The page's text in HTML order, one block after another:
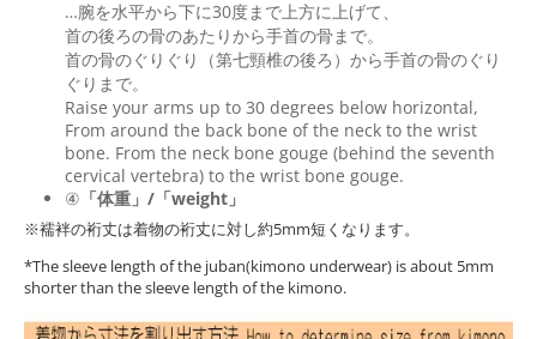
…腕を水平から下に30度まで上方に上げて、
首の後ろの骨のあたりから手首の骨まで。
首の骨のぐりぐり（第七頸椎の後ろ）から手首の骨のぐり
ぐりまで。
Raise your arms up to 30 degrees below horizontal,
From around the back bone of the neck to the wrist
bone. From the neck bone gouge (behind the seventh
cervical vertebra) to the wrist bone gouge.
④ 「体重」/「weight」
※襦袢の裄丈は着物の裄丈に対し約5mm短くなります。
*The sleeve length of the juban(kimono underwear) is about 5mm
shorter than the sleeve length of the kimono.